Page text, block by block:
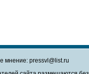
мнение: pressvl@list.ru